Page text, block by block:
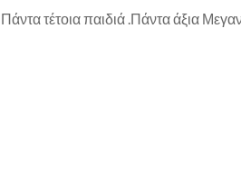
Πάντα τέτοια παιδιά .Πάντα άξια